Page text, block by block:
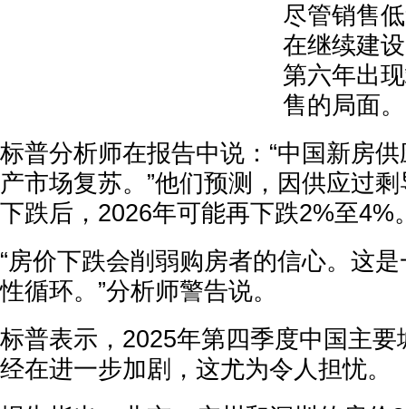
尽管销售
在继续建
第六年出
售的局面。
标普分析师在报告中说：“中国新房
产市场复苏。”他们预测，因供应过
下跌后，2026年可能再下跌2%至4%
“房价下跌会削弱购房者的信心。这
性循环。”分析师警告说。
标普表示，2025年第四季度中国主
经在进一步加剧，这尤为令人担忧。